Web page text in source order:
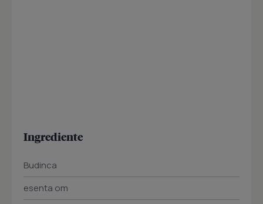
Ingrediente
Budinca
esenta om